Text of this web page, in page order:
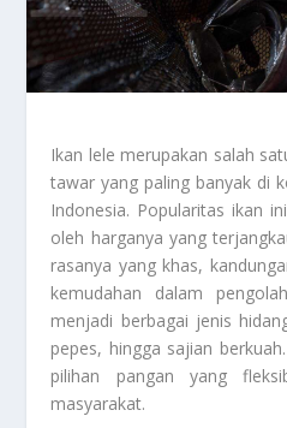
Ikan lele merupakan salah
tawar yang paling banyak di
Indonesia. Popularitas ikan
oleh harganya yang
rasanya yang khas,
kemudahan dalam
menjadi berbagai jenis
pepes, hingga sajian
pilihan pangan yang
masyarakat.